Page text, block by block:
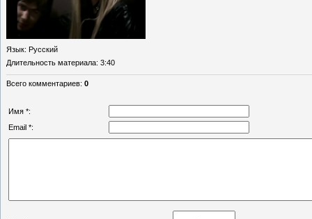
Язык: Русский
Длительность материала: 3:40
Всего комментариев: 0
Имя *:
Email *: